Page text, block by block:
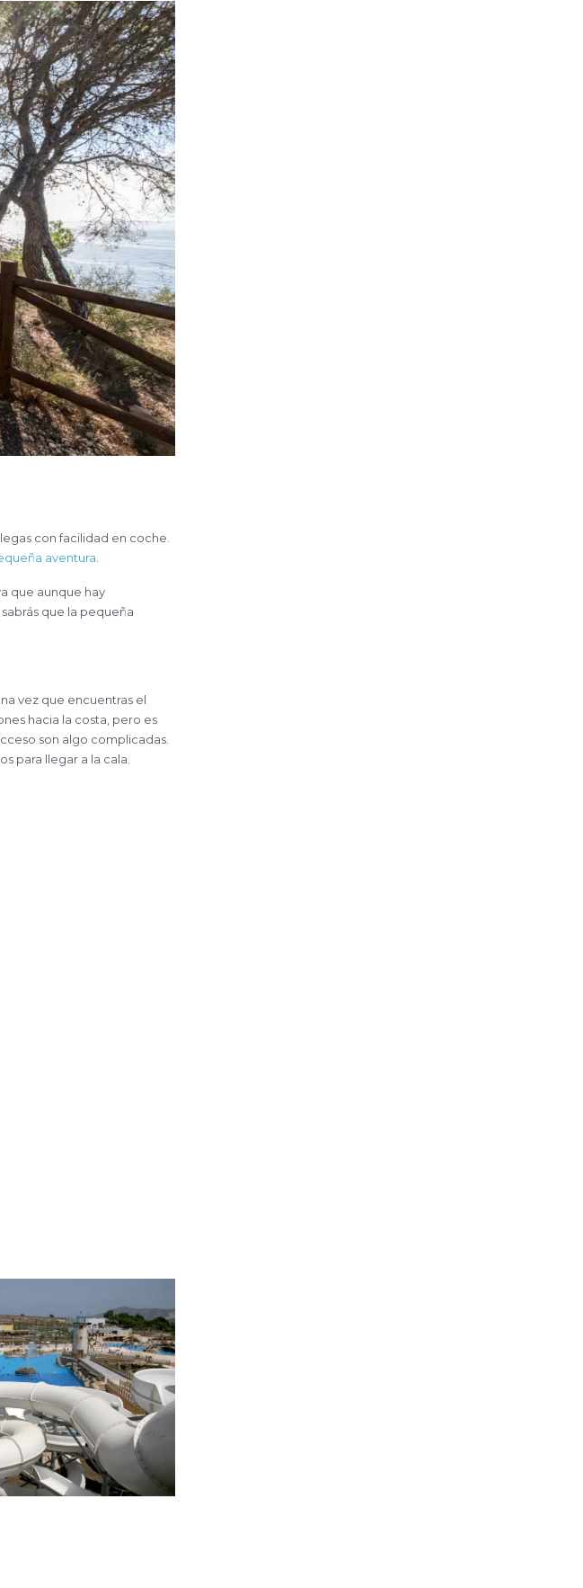
con facilidad en coche.
aventura
que aunque hay
que la pequeña
vez que encuentras el
hacia la costa, pero es
son algo complicadas.
para llegar a la cala.